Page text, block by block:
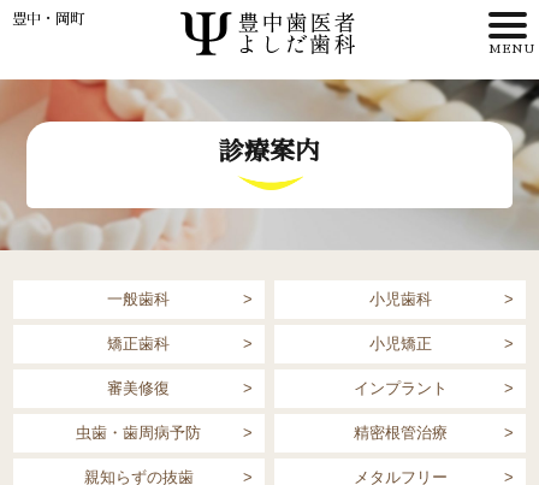
理事長・歯科医師紹介
>
>
アクセス
豊中・岡町
診療案内
一般歯科 小児歯科
矯正歯科 小児矯正
審美修復 インプラント
虫歯・歯周病予防 精密根管治療
親知らずの抜歯 メタルフリー